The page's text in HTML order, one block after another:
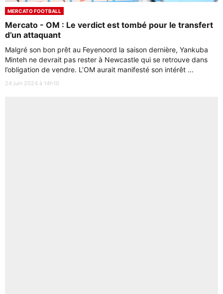
MERCATO FOOTBALL
Mercato - OM : Le verdict est tombé pour le transfert
d’un attaquant
Malgré son bon prêt au Feyenoord la saison dernière, Yankuba
Minteh ne devrait pas rester à Newcastle qui se retrouve dans
l’obligation de vendre. L’OM aurait manifesté son intérêt ...
24 juin 2024 à 14h10